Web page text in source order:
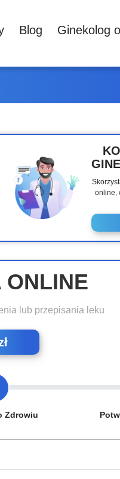
Blog Ginekolog
online,
ONLINE
lub przepisania leku
Zdrowiu